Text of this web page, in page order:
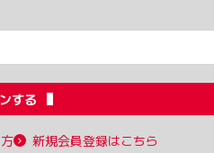
する
新規会員登録はこちら